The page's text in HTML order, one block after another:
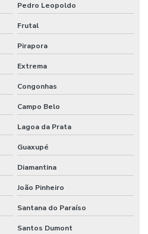
Pedro Leopoldo
Frutal
Pirapora
Extrema
Congonhas
Campo Belo
Lagoa da Prata
Guaxupé
Diamantina
João Pinheiro
Santana do Paraíso
Santos Dumont